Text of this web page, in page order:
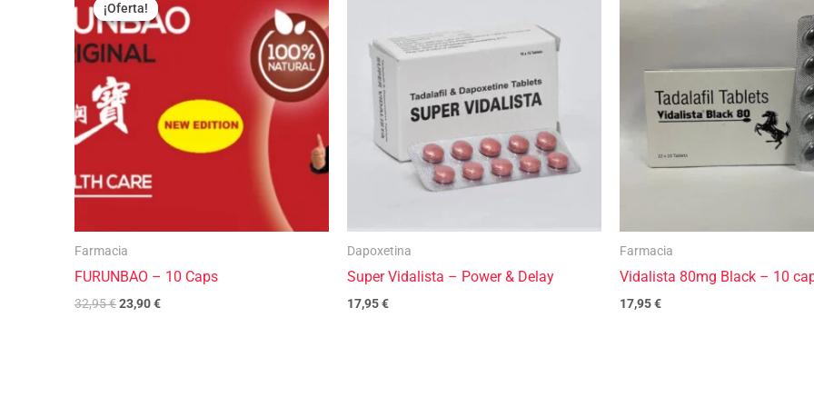
¡Oferta!
¡Oferta!
Farmacia
FURUNBAO – 10 Caps
32,95€
original
era:
32,95 €.
23,90€
actual
es:
Dapoxetina
Super Vidalista – Power & Delay
17,95€
Farmacia
Vidalista 80mg Black – 10
17,95€